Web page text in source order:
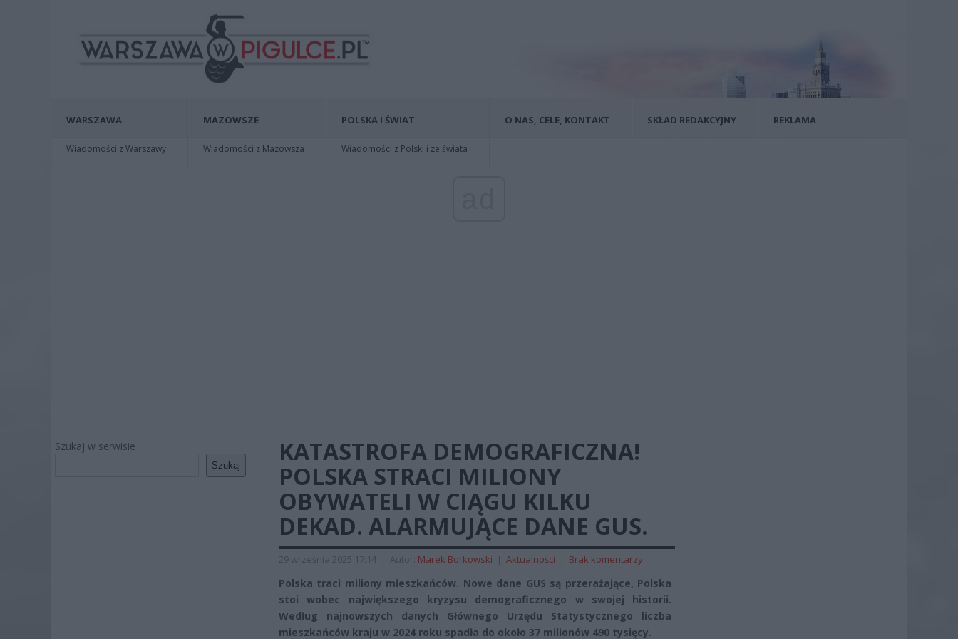
WARSZAWA
Wiadomości z Warszawy
MAZOWSZE
Wiadomości z Mazowsza
POLSKA I ŚWIAT
Wiadomości z Polski i ze świata
O NAS, CELE, KONTAKT SKŁAD REDAKCYJNY REKLAMA
Szukaj w serwisie
Szukaj
KATASTROFA DEMOGRAFICZNA!
POLSKA STRACI MILIONY
OBYWATELI W CIĄGU KILKU
DEKAD. ALARMUJĄCE DANE GUS.
29 września 2025 17:14 | Autor: Marek Borkowski | Aktualności | Brak komentarzy
Polska traci miliony mieszkańców. Nowe dane GUS są przerażające, Polska
stoi wobec największego kryzysu demograficznego w swojej historii.
Według najnowszych danych Głównego Urzędu Statystycznego liczba
mieszkańców kraju w 2024 roku spadła do około 37 milionów 490 tysięcy.